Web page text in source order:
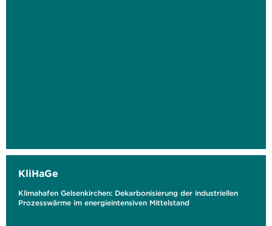
KliHaGe
Klimahafen Gelsenkirchen: Dekarbonisierung der industriellen
Prozesswärme im energieintensiven Mittelstand